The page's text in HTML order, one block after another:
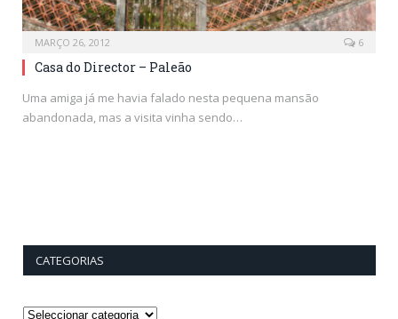
MARÇO 26, 2012 6
Casa do Director – Paleão
Uma amiga já me havia falado nesta pequena mansão
abandonada, mas a visita vinha sendo…
CATEGORIAS
Categorias